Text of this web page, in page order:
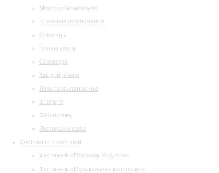
Маэстро Темирканов
Правовая информация
Оркестры
Планы залов
Структура
Как добраться
Визит в филармонию
История
Библиотека
Ресторан и кафе
Фестивали и гастроли
Фестиваль «Площадь Искусств»
Фестиваль «Музыкальная коллекция»